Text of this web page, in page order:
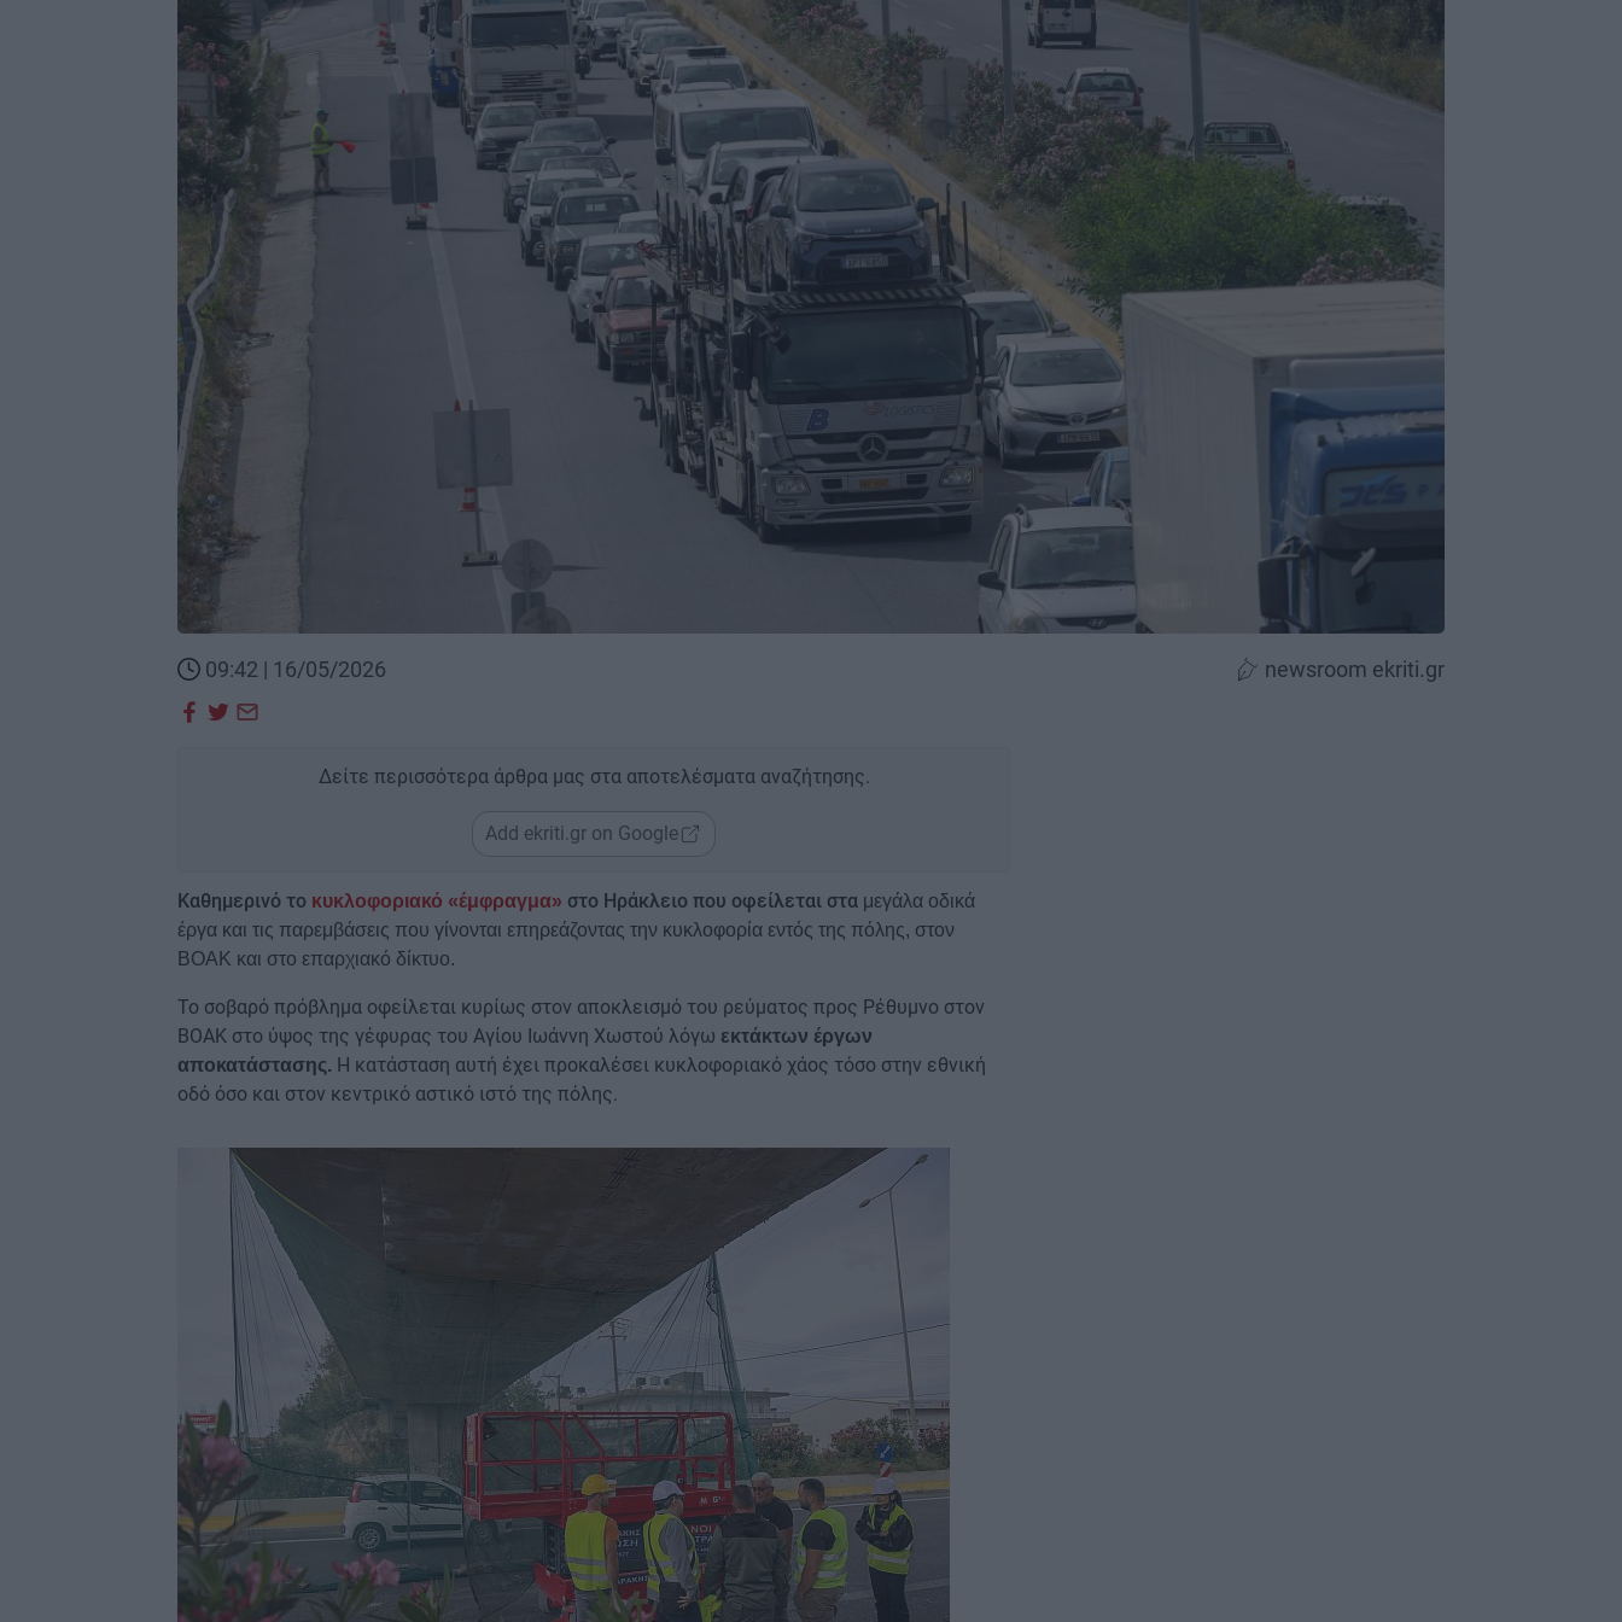
09:42 | 16/05/2026 newsroom ekriti.gr
Δείτε περισσότερα άρθρα μας στα αποτελέσματα αναζήτησης.
Add ekriti.gr on Google
Καθημερινό το κυκλοφοριακό «έμφραγμα» στο Ηράκλειο που οφείλεται στα μεγάλα οδικά
έργα και τις παρεμβάσεις που γίνονται επηρεάζοντας την κυκλοφορία εντός της πόλης, στον
ΒΟΑΚ και στο επαρχιακό δίκτυο.
Το σοβαρό πρόβλημα οφείλεται κυρίως στον αποκλεισμό του ρεύματος προς Ρέθυμνο στον
ΒΟΑΚ στο ύψος της γέφυρας του Αγίου Ιωάννη Χωστού λόγω εκτάκτων έργων
αποκατάστασης. Η κατάσταση αυτή έχει προκαλέσει κυκλοφοριακό χάος τόσο στην εθνική
οδό όσο και στον κεντρικό αστικό ιστό της πόλης.